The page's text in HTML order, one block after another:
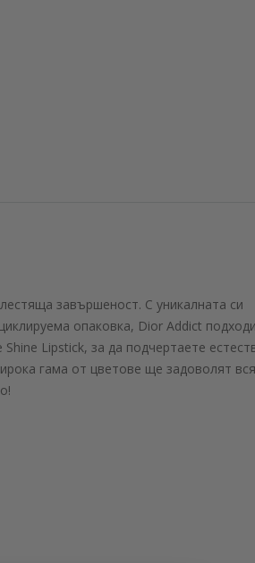
завършеност. С уникалната си
опаковка, Dior Addict
Lipstick, за да подчертаете
гама от цветове ще задоволят